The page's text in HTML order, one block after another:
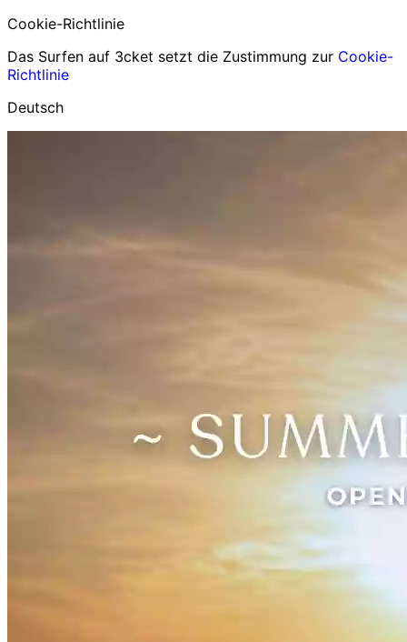
Cookie-Richtlinie
Das Surfen auf 3cket setzt die Zustimmung zur Cookie-
Richtlinie
Deutsch